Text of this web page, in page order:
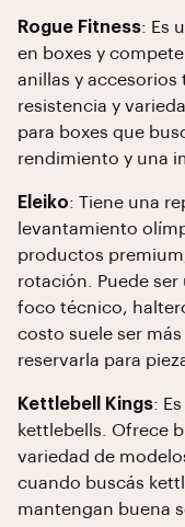
Rogue Fitness: Es
en boxes y
anillas y
resistencia y
para boxes que
rendimiento y una
Eleiko: Tiene una
levantamiento
productos
rotación. Puede
foco técnico,
costo suele ser
reservarla para
Kettlebell Kings:
kettlebells. Ofrece
variedad de
cuando buscás
mantengan buena